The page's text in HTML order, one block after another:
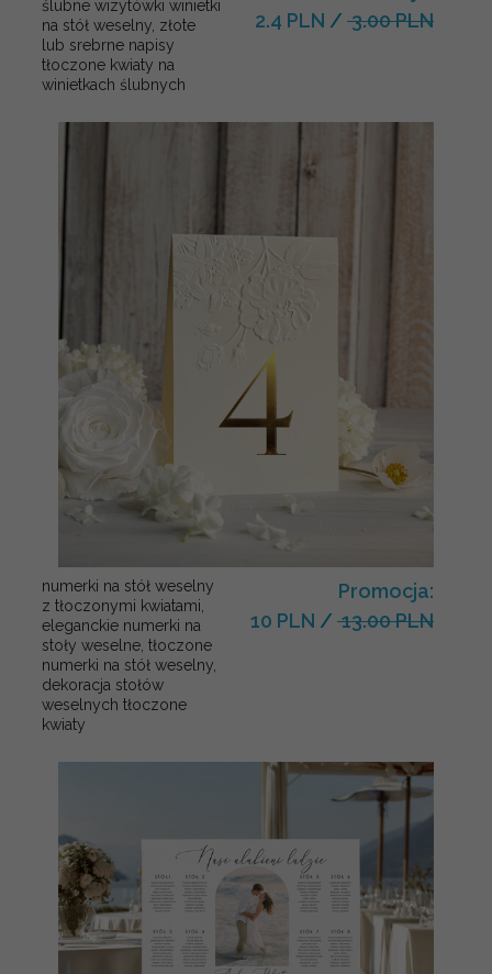
ślubne wizytówki winietki
na stół weselny, złote
lub srebrne napisy
tłoczone kwiaty na
winietkach ślubnych
2.4 PLN / 3.00 PLN
numerki na stół weselny
z tłoczonymi kwiatami,
eleganckie numerki na
stoły weselne, tłoczone
numerki na stół weselny,
dekoracja stołów
weselnych tłoczone
kwiaty
Promocja:
10 PLN / 13.00 PLN